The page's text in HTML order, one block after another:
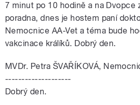
7 minut po 10 hodině a na Dvopce
poradna, dnes je hostem paní
Nemocnice AA-Vet a téma bude
vakcinace králíků. Dobrý den.
MVDr. Petra ŠVAŘÍKOVÁ,
--------------------
Dobrý den.